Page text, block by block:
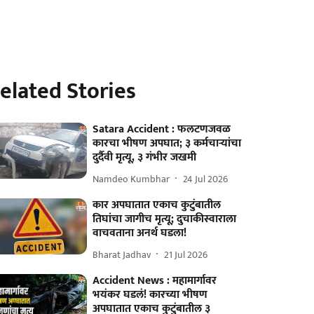
Stories
Satara Accident : फलटणजवळ
कारचा भीषण अपघात; ३ कर्मचाऱ्यांचा
दुर्दैवी मृत्यू, ३ गंभीर जखमी
Namdeo Kumbhar 24 Jul 2026
कार अपघातात एकाच कुटुंबातील
तिघांचा जागीच मृत्यू; दुचाकीस्वाराला
वाचवताना अनर्थ घडला!
Bharat Jadhav 21 Jul 2026
Accident News : महामार्गावर
भयंकर घडलं! कारच्या भीषण
अपघातात एकाच कुटुंबातील ३